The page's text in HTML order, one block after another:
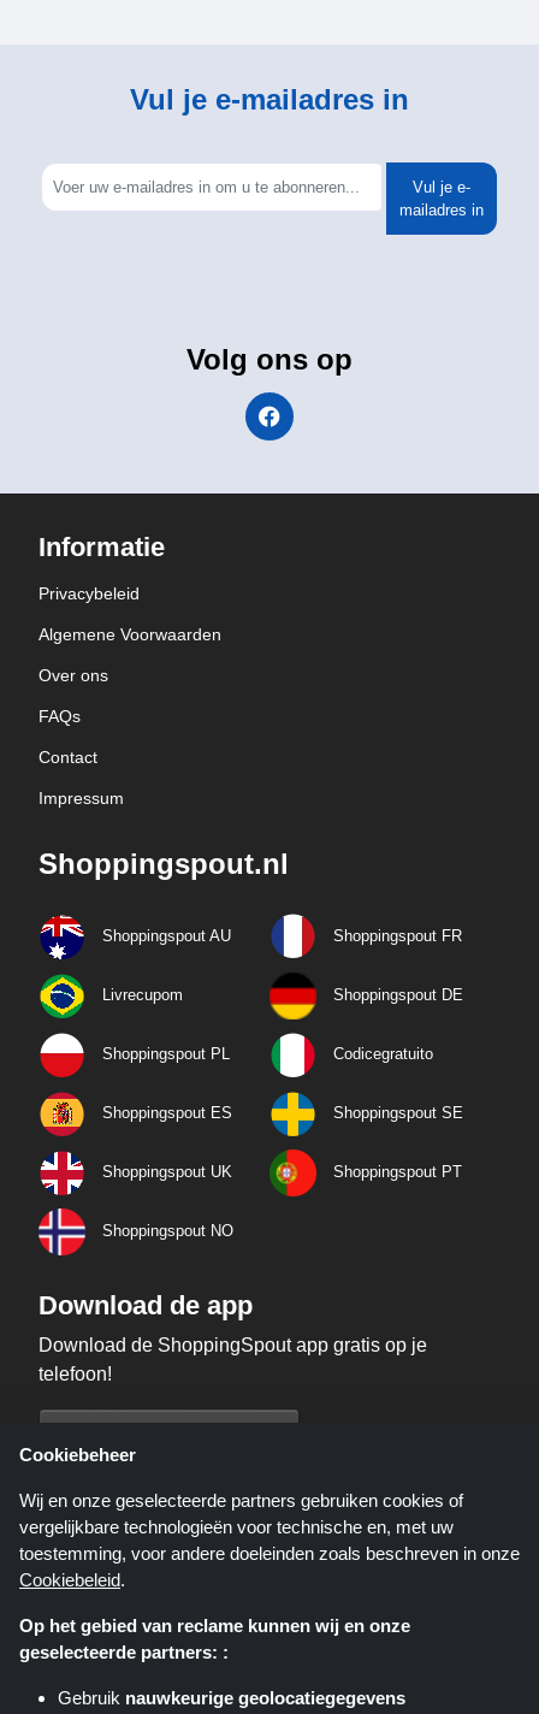
Vul je e-mailadres in
Vul je e-
mailadres in
Volg ons op
Informatie
Privacybeleid
Algemene Voorwaarden
Over ons
FAQs
Contact
Impressum
Shoppingspout.nl
Shoppingspout AU Shoppingspout FR
Livrecupom Shoppingspout DE
Shoppingspout PL Codicegratuito
Shoppingspout ES Shoppingspout SE
Shoppingspout UK Shoppingspout PT
Shoppingspout NO
Download de app
Download de ShoppingSpout app gratis op je
telefoon!
Cookiebeheer
Wij en onze geselecteerde partners gebruiken cookies of
vergelijkbare technologieën voor technische en, met uw
toestemming, voor andere doeleinden zoals beschreven in onze
Cookiebeleid.
Op het gebied van reclame kunnen wij en onze
geselecteerde partners: :
Gebruik nauwkeurige geolocatiegegevens